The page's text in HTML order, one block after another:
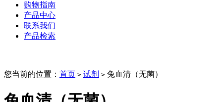
购物指南
产品中心
联系我们
产品检索
您当前的位置： 首页 > 试剂 > 兔血清（无菌）